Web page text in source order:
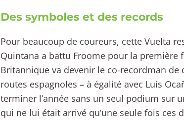
Des symboles et des records
Pour beaucoup de coureurs, cette Vuelta
Quintana a battu Froome pour la première
Britannique va devenir le co-recordman de
routes espagnoles – à égalité avec Luis
terminer l’année sans un seul podium sur
qui ne lui était arrivé qu’une seule fois ces